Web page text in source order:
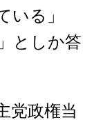
いる」
としか答
党政権当